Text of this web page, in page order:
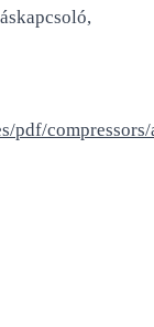
pdf/compressors/